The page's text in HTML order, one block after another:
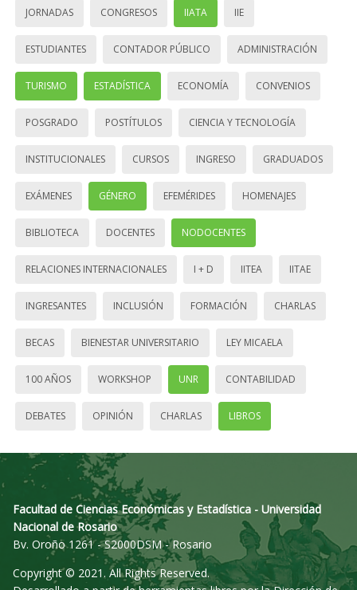
JORNADAS CONGRESOS IIATA IIE
ESTUDIANTES CONTADOR PÚBLICO ADMINISTRACIÓN
TURISMO ESTADÍSTICA ECONOMÍA CONVENIOS
POSGRADO POSTÍTULOS CIENCIA Y TECNOLOGÍA
INSTITUCIONALES CURSOS INGRESO GRADUADOS
EXÁMENES GÉNERO EFEMÉRIDES HOMENAJES
BIBLIOTECA DOCENTES NODOCENTES
RELACIONES INTERNACIONALES I + D IITEA IITAE
INGRESANTES INCLUSIÓN FORMACIÓN CHARLAS
BECAS BIENESTAR UNIVERSITARIO LEY MICAELA
100 AÑOS WORKSHOP UNR CONTABILIDAD
DEBATES OPINIÓN CHARLAS LIBROS
Facultad de Ciencias Económicas y Estadística - Universidad
Nacional de Rosario
Bv. Oroño 1261 - S2000DSM - Rosario
Copyright © 2021. All Rights Reserved.